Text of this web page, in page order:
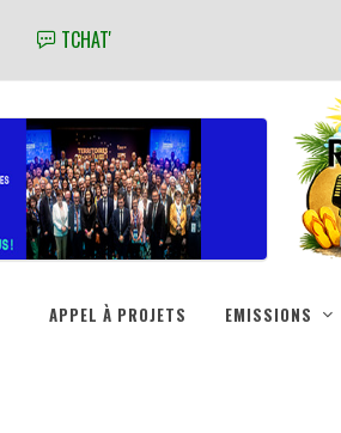
TCHAT'
APPEL À PROJETS EMISSIONS